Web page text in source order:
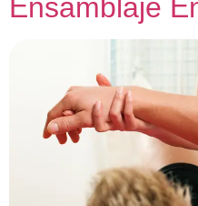
Ensamblaje